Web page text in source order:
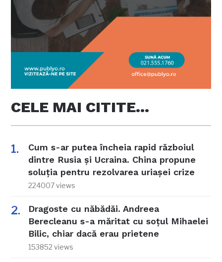
CELE MAI CITITE…
Cum s-ar putea încheia rapid războiul
dintre Rusia și Ucraina. China propune
soluția pentru rezolvarea uriașei crize
224007 views
Dragoste cu năbădăi. Andreea
Berecleanu s-a măritat cu soțul Mihaelei
Bilic, chiar dacă erau prietene
153852 views